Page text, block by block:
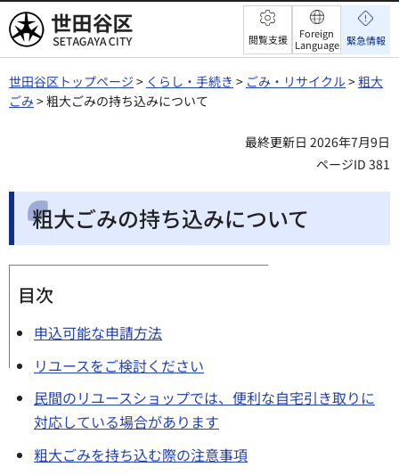
世田谷区 閲覧支援
Foreign
Language 緊急情報
世田谷区トップページ > くらし・手続き > ごみ・リサイクル >粗大
ごみ > 粗大ごみの持ち込みについて
最終更新日 2026年7月9日
ページID 381
粗大ごみの持ち込みについて
目次
申込可能な申請方法
リユースをご検討ください
民間のリユースショップでは、便利な自宅引き取りに
対応している場合があります
粗大ごみを持ち込む際の注意事項